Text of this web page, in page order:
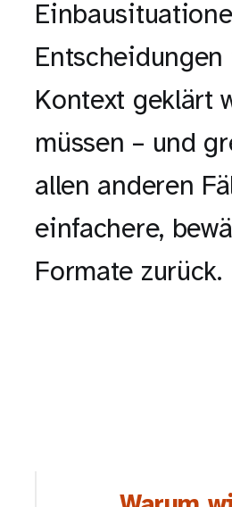
Entscheidungen
Kontext geklärt
müssen – und
allen anderen
einfachere,
Formate zurück.